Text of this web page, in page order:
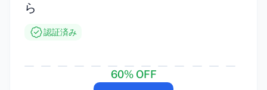
ら
認証済み
60% OFF